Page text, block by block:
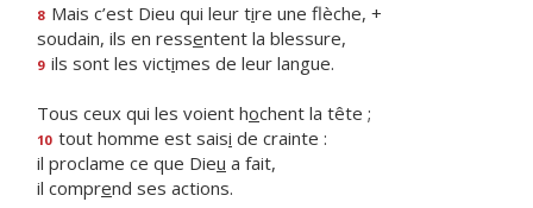
8 Mais c’est Dieu qui leur tire une flèche, +
soudain, ils en ressentent la blessure,
9 ils sont les victimes de leur langue.
Tous ceux qui les voient hochent la tête ;
10 tout homme est saisi de crainte :
il proclame ce que Dieu a fait,
il comprend ses actions.